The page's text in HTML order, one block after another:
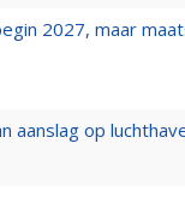
2027, maar
aanslag op